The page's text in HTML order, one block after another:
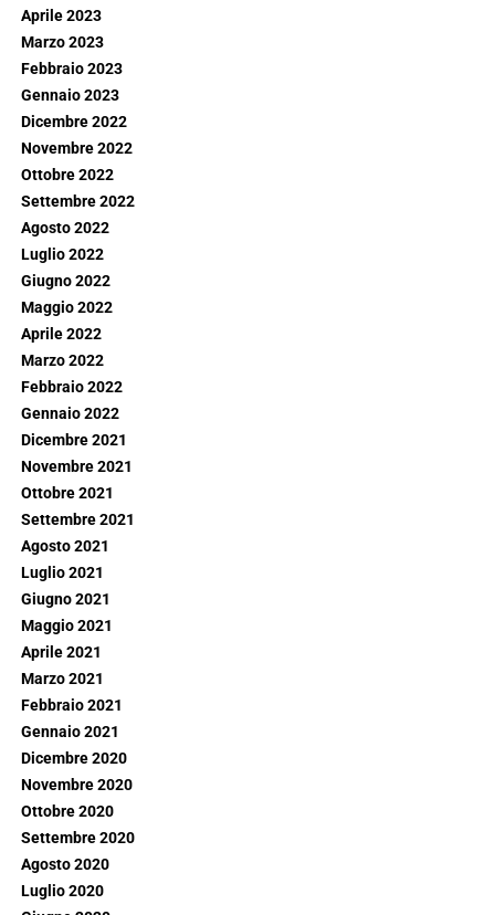
Aprile 2023
Marzo 2023
Febbraio 2023
Gennaio 2023
Dicembre 2022
Novembre 2022
Ottobre 2022
Settembre 2022
Agosto 2022
Luglio 2022
Giugno 2022
Maggio 2022
Aprile 2022
Marzo 2022
Febbraio 2022
Gennaio 2022
Dicembre 2021
Novembre 2021
Ottobre 2021
Settembre 2021
Agosto 2021
Luglio 2021
Giugno 2021
Maggio 2021
Aprile 2021
Marzo 2021
Febbraio 2021
Gennaio 2021
Dicembre 2020
Novembre 2020
Ottobre 2020
Settembre 2020
Agosto 2020
Luglio 2020